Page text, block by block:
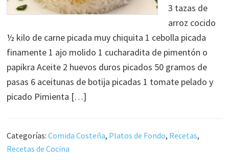
3 tazas de
arroz cocido
½ kilo de carne picada muy chiquita 1 cebolla picada
finamente 1 ajo molido 1 cucharadita de pimentón o
papikra Aceite 2 huevos duros picados 50 gramos de
pasas 6 aceitunas de botija picadas 1 tomate pelado y
picado Pimienta […]
Categorías:Comida Costeña, Platos de Fondo, Recetas,
Recetas de Cocina